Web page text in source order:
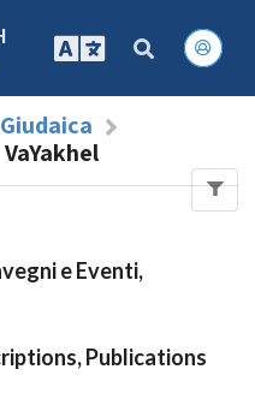
VaYakhel
e Eventi,
Publications